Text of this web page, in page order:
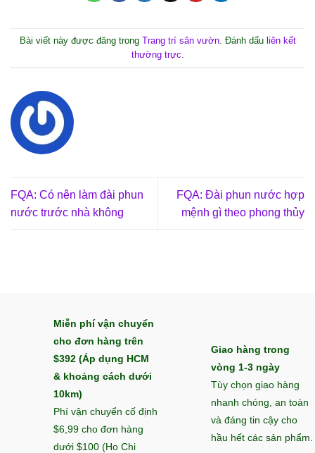
Bài viết này được đăng trong Trang trí sân vườn. Đánh dấu liên kết
thường trực
FQA: Có nên làm đài phun
nước trước nhà không
FQA: Đài phun nước hợp
mệnh gì theo phong thủy
Miễn phí vận chuyển
cho đơn hàng trên
$392 (Áp dụng HCM
& khoảng cách dưới
10km)
Phí vận chuyển cố định
$6,99 cho đơn hàng
dưới $100 (Ho Chi
Giao hàng trong
vòng 1-3 ngày
Tùy chọn giao hàng
nhanh chóng, an toàn
và đáng tin cậy cho
hầu hết các sản phẩm.